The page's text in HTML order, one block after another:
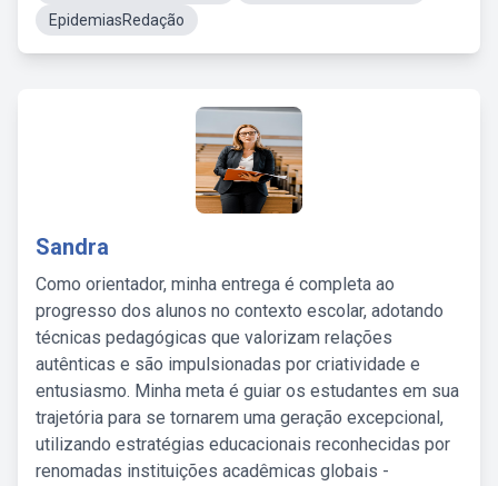
EpidemiasRedação
Sandra
Como orientador, minha entrega é completa ao
progresso dos alunos no contexto escolar, adotando
técnicas pedagógicas que valorizam relações
autênticas e são impulsionadas por criatividade e
entusiasmo. Minha meta é guiar os estudantes em sua
trajetória para se tornarem uma geração excepcional,
utilizando estratégias educacionais reconhecidas por
renomadas instituições acadêmicas globais -